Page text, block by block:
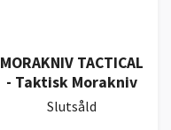
MORAKNIV TACTICAL
- Taktisk Morakniv
Slutsåld